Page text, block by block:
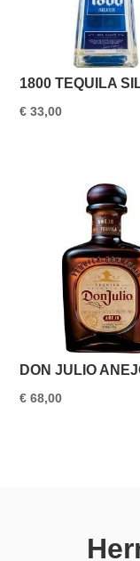
1800 TEQUILA
€ 33,00
DON JULIO
€ 68,00